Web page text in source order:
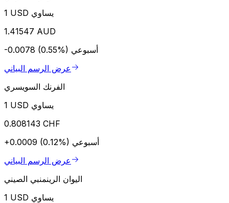
1 USD يساوي
1.41547 AUD
-0.0078 (0.55%) أسبوعي
عرض الرسم البياني
الفرنك السويسري
1 USD يساوي
0.808143 CHF
+0.0009 (0.12%) أسبوعي
عرض الرسم البياني
اليوان الرينمنبي الصيني
1 USD يساوي